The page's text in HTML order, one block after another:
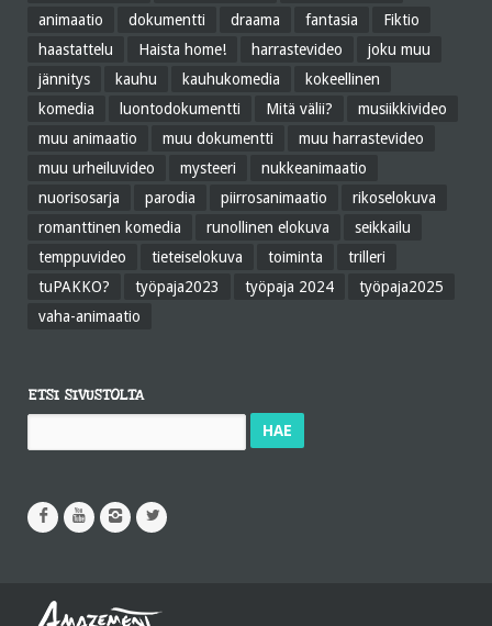
animaatio
dokumentti draama fantasia
Fiktio
haastattelu
Haista home! harrastevideo
joku muu
jännitys
kauhu kauhukomedia
kokeellinen
komedia
luontodokumentti Mitä välii?
musiikkivideo
muu animaatio
muu dokumentti
muu harrastevideo
muu urheiluvideo
mysteeri
nukkeanimaatio
nuorisosarja
parodia piirrosanimaatio
rikoselokuva
romanttinen komedia
runollinen elokuva
seikkailu
temppuvideo
tieteiselokuva toiminta
trilleri
tuPAKKO?
työpaja2023 työpaja 2024
työpaja2025
vaha-animaatio
ETSI SIVUSTOLTA